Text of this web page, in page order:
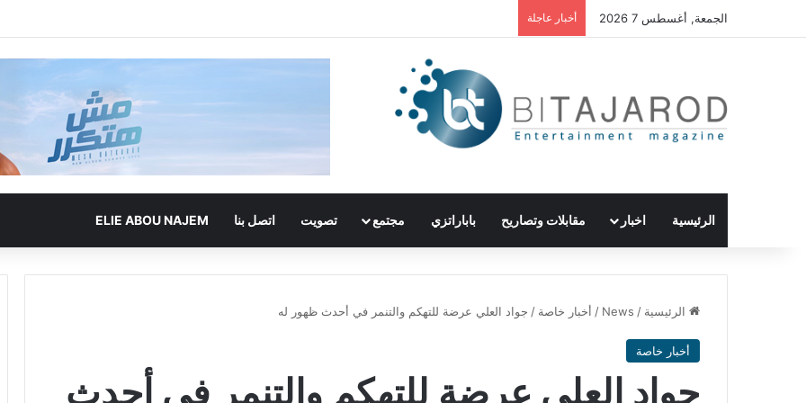
الجمعة, أغسطس 7 2026 أخبار عاجلة
الرئيسية اخبار مقابلات وتصاريح باباراتزي مجتمع تصويت اتصل بنا ELIE ABOU NAJEM
الرئيسية /
News
/ أخبار خاصة / جواد العلي عرضة للتهكم والتنمر في أحدث ظهور له
أخبار خاصة
جواد العلي عرضة للتهكم والتنمر في أحدث